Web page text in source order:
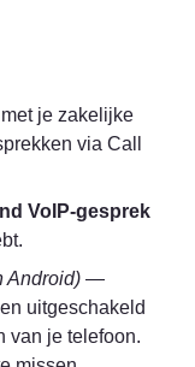
je zakelijke
via Call
VoIP-gesprek
Android) —
uitgeschakeld
van je telefoon.